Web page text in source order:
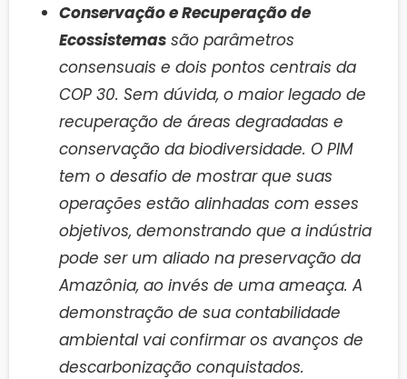
Conservação e Recuperação de
Ecossistemas são parâmetros
consensuais e dois pontos centrais da
COP 30. Sem dúvida, o maior legado de
recuperação de áreas degradadas e
conservação da biodiversidade. O PIM
tem o desafio de mostrar que suas
operações estão alinhadas com esses
objetivos, demonstrando que a indústria
pode ser um aliado na preservação da
Amazônia, ao invés de uma ameaça. A
demonstração de sua contabilidade
ambiental vai confirmar os avanços de
descarbonização conquistados.